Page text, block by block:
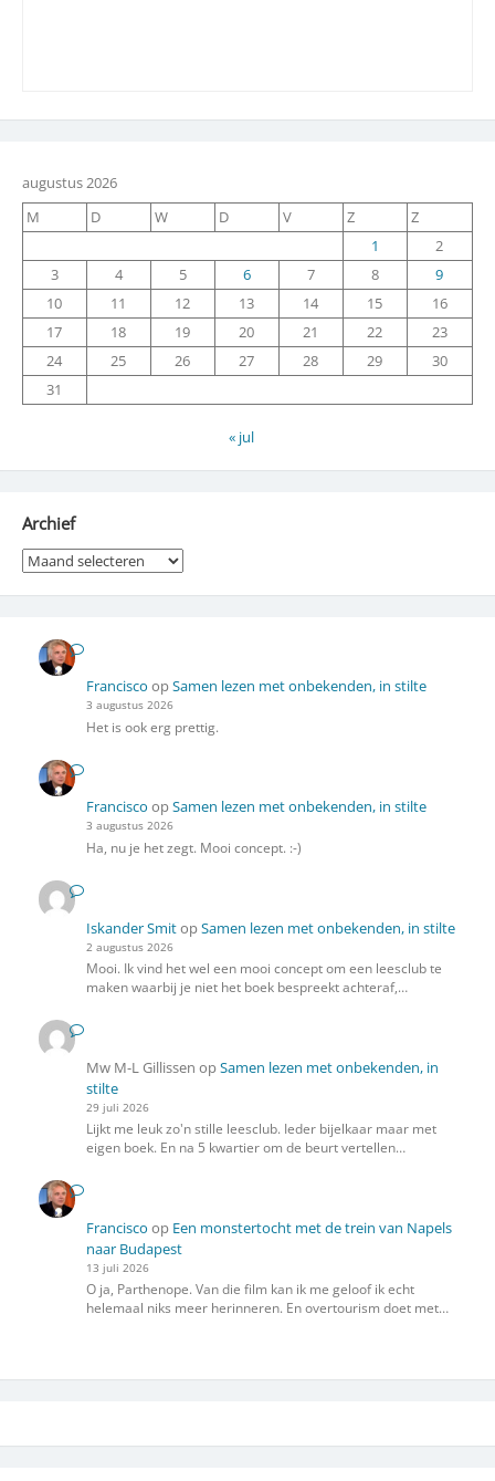
augustus 2026
M
D W D V Z
Z
1
2
3
4 5 6 7 8
9
10
11 12 13 14 15
16
17
18 19 20 21 22
23
24
25 26 27 28 29
30
31
« jul
Archief
Archief
Francisco opSamen lezen met onbekenden, in stilte
3 augustus 2026
Het is ook erg prettig.
Francisco opSamen lezen met onbekenden, in stilte
3 augustus 2026
Ha, nu je het zegt. Mooi concept. :-)
Iskander SmitopSamen lezen met onbekenden, in stilte
2 augustus 2026
Mooi. Ik vind het wel een mooi concept om een leesclub te
maken waarbij je niet het boek bespreekt achteraf,…
Mw M-L Gillissen opSamen lezen met onbekenden, in
stilte
29 juli 2026
Lijkt me leuk zo'n stille leesclub. Ieder bijelkaar maar met
eigen boek. En na 5 kwartier om de beurt vertellen…
Francisco op Een monstertocht met de trein van Napels
naar Budapest
13 juli 2026
O ja, Parthenope. Van die film kan ik me geloof ik echt
helemaal niks meer herinneren. En overtourism doet met…